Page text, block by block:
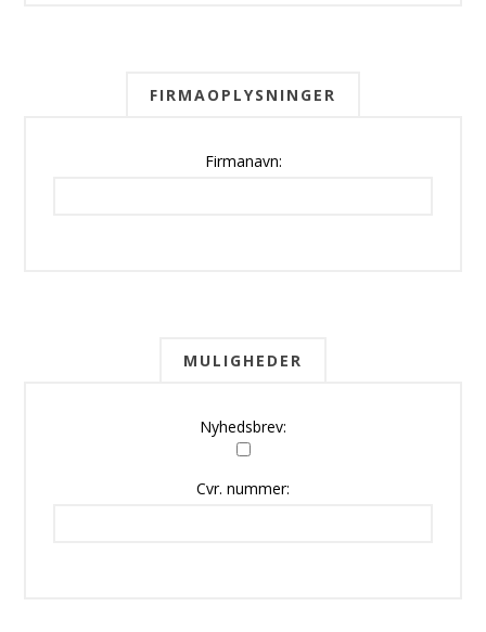
FIRMAOPLYSNINGER
Firmanavn:
MULIGHEDER
Nyhedsbrev:
Cvr. nummer: